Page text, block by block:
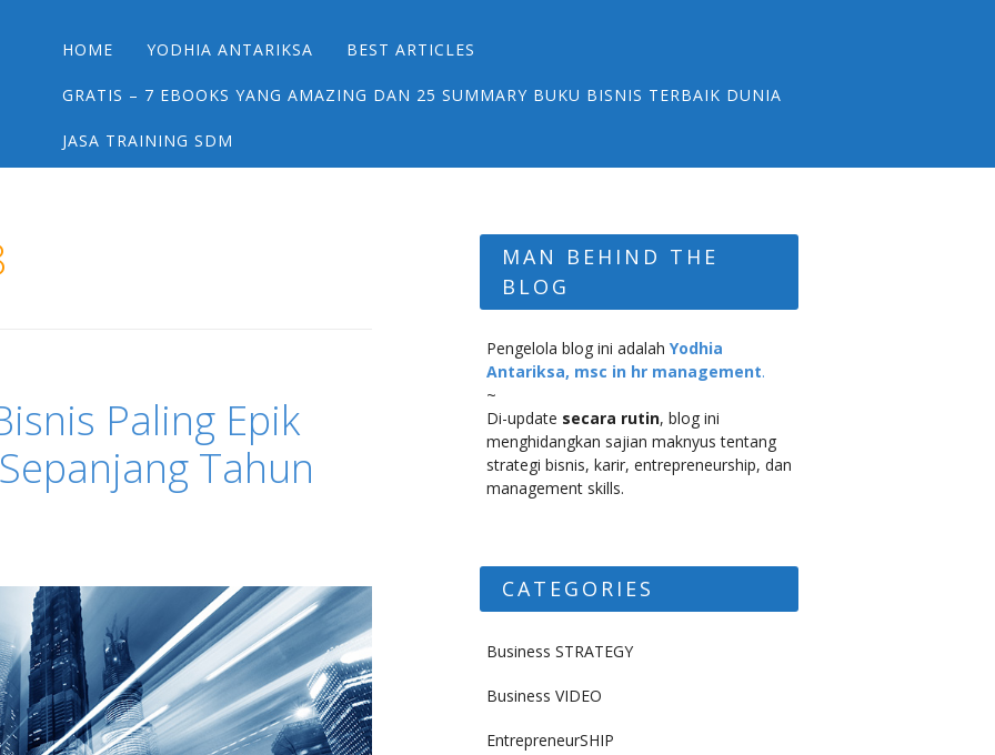
Main menu
Skip
content
HOME YODHIA ANTARIKSA BEST ARTICLES
GRATIS – 7 EBOOKS YANG AMAZING DAN 25 SUMMARY BUKU BISNIS TERBAIK DUNIA
JASA TRAINING SDM
Paling Epik
Tahun
MAN BEHIND THE
BLOG
Pengelola blog ini adalah Yodhia
Antariksa, msc in hr management.
~
Di-update secara rutin, blog ini
menghidangkan sajian maknyus tentang
strategi bisnis, karir, entrepreneurship, dan
management skills.
CATEGORIES
Business STRATEGY
Business VIDEO
EntrepreneurSHIP